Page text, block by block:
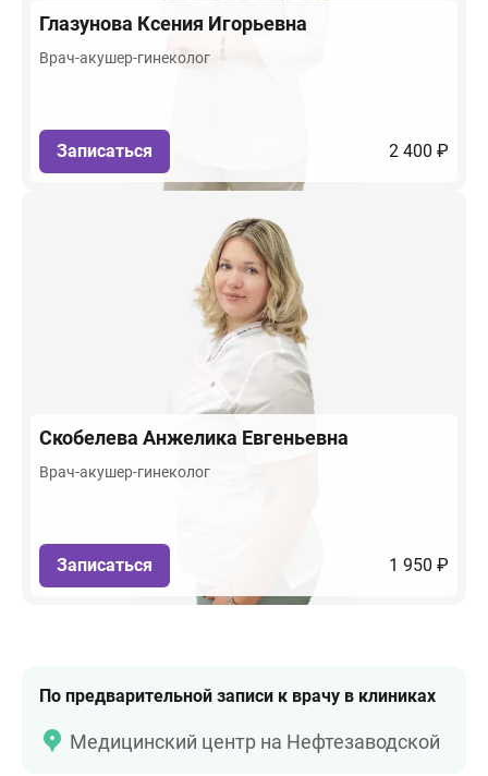
Глазунова Ксения Игорьевна
Врач-акушер-гинеколог
Записаться 2 400 ₽
Скобелева Анжелика Евгеньевна
Врач-акушер-гинеколог
Записаться 1 950 ₽
По предварительной записи к врачу в клиниках
Медицинский центр на Нефтезаводской